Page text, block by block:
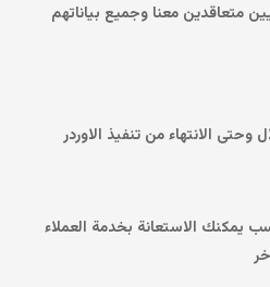
متعاقدين معنا وجميع بياناتهم
وحتى الانتهاء من تنفيذ الاوردر
يمكنك الاستعانة بخدمة العملاء